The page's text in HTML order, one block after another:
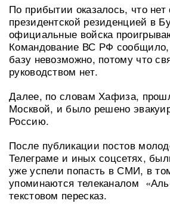
По прибытии оказалось, что нет
президентской резиденцией в
официальные войска
Командование ВС РФ сообщило,
базу невозможно, потому что
руководством нет.
Далее, по словам Хафиза,
Москвой, и было решено
Россию.
После публикации постов
Телеграме и иных соцсетях,
уже успели попасть в СМИ, в
упоминаются телеканалом
текстовом пересказ.